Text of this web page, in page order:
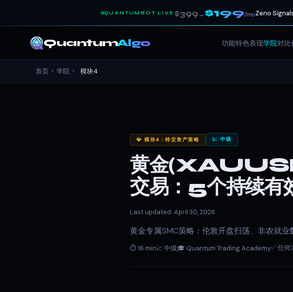
QUANTUMBOT LIVE $399→$199/moZeno
QuantumAlgo 功能特色表现学院对比
首页 › 学院 › 模块4
💎 模块4：特定资产策略 📈 中级
黄金
交易：5个持续有
Last updated: April 30, 2026
黄金专属SMC策略：伦敦开盘扫荡、非农就
⏱ 16 min📈 中级🎓 Quantum Trading Academy✅ 任